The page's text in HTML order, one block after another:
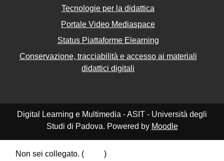
Tecnologie per la didattica
Portale Video Mediaspace
Status Piattaforme Elearning
Conservazione, tracciabilità e accesso ai materiali
didattici digitali
Digital Learning e Multimedia - ASIT - Università degli
Studi di Padova. Powered by Moodle
Non sei collegato. ( )